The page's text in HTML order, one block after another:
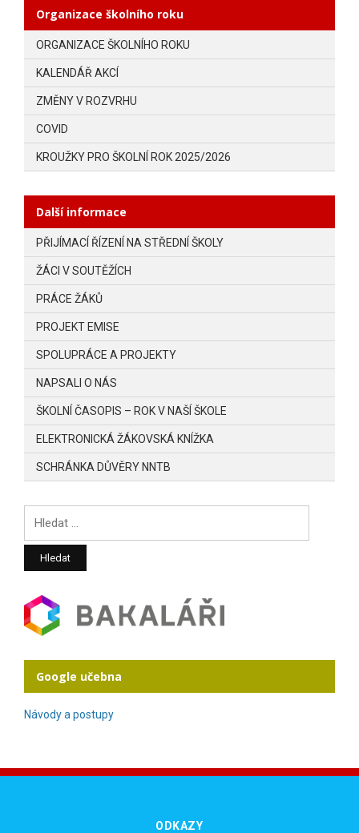
Organizace školního roku
ORGANIZACE ŠKOLNÍHO ROKU
KALENDÁŘ AKCÍ
ZMĚNY V ROZVRHU
COVID
KROUŽKY PRO ŠKOLNÍ ROK 2025/2026
Další informace
PŘIJÍMACÍ ŘÍZENÍ NA STŘEDNÍ ŠKOLY
ŽÁCI V SOUTĚŽÍCH
PRÁCE ŽÁKŮ
PROJEKT EMISE
SPOLUPRÁCE A PROJEKTY
NAPSALI O NÁS
ŠKOLNÍ ČASOPIS – ROK V NAŠÍ ŠKOLE
ELEKTRONICKÁ ŽÁKOVSKÁ KNÍŽKA
SCHRÁNKA DŮVĚRY NNTB
Vyhledávání
Google učebna
Návody a postupy
ODKAZY